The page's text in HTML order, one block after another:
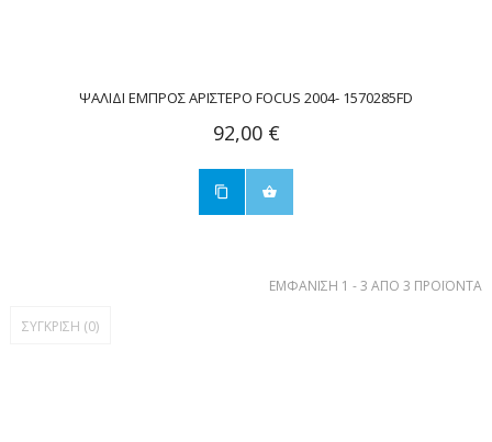
ΨΑΛΙΔΙ ΕΜΠΡΟΣ ΑΡΙΣΤΕΡΟ FOCUS 2004- 1570285FD
92,00 €
ΕΜΦΆΝΙΣΗ 1 - 3 ΑΠΌ 3 ΠΡΟΪΌΝΤΑ
ΣΎΓΚΡΙΣΗ (0)